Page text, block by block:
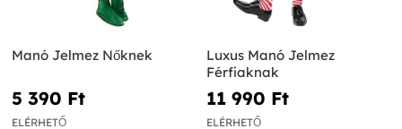
Manó Jelmez Nőknek
5 390 Ft‎
ELÉRHETŐ
Luxus Manó Jelmez
Férfiaknak
11 990 Ft‎
ELÉRHETŐ